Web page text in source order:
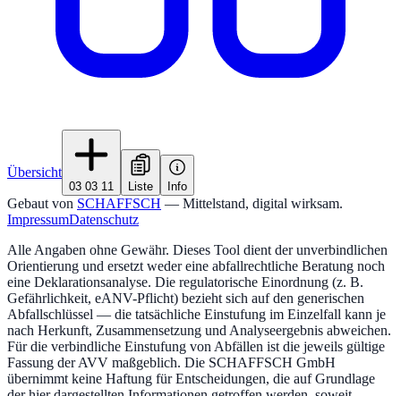
Übersicht
03 03 11 Liste Info
Gebaut von SCHAFFSCH — Mittelstand, digital wirksam.
ImpressumDatenschutz
Alle Angaben ohne Gewähr. Dieses Tool dient der unverbindlichen
Orientierung und ersetzt weder eine abfallrechtliche Beratung noch
eine Deklarationsanalyse. Die regulatorische Einordnung (z. B.
Gefährlichkeit, eANV-Pflicht) bezieht sich auf den generischen
Abfallschlüssel — die tatsächliche Einstufung im Einzelfall kann je
nach Herkunft, Zusammensetzung und Analyseergebnis abweichen.
Für die verbindliche Einstufung von Abfällen ist die jeweils gültige
Fassung der AVV maßgeblich. Die SCHAFFSCH GmbH
übernimmt keine Haftung für Entscheidungen, die auf Grundlage